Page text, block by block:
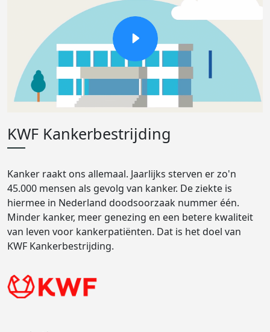
KWF Kankerbestrijding
Kanker raakt ons allemaal. Jaarlijks sterven er zo'n
45.000 mensen als gevolg van kanker. De ziekte is
hiermee in Nederland doodsoorzaak nummer één.
Minder kanker, meer genezing en een betere kwaliteit
van leven voor kankerpatiënten. Dat is het doel van
KWF Kankerbestrijding.